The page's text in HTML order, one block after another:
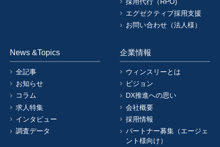
エグゼクティブ採用支援
お問い合わせ（法人様）
News &Topics
全記事
お知らせ
コラム
求人特集
インタビュー
調査データ
企業情報
ウィンスリーとは
ビジョン
DX推進への思い
会社概要
採用情報
パートナー募集（エージェ
ント様向け）